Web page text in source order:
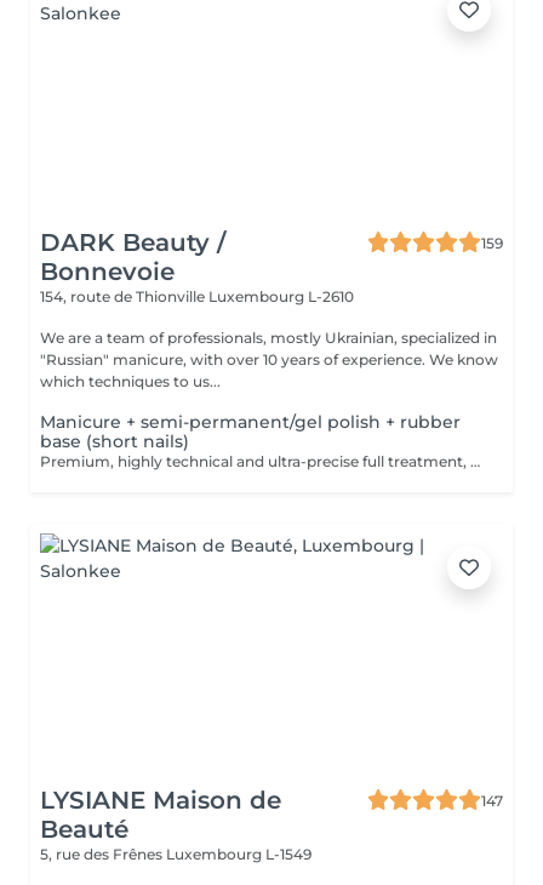
DARK Beauty /
Bonnevoie
159
154, route de Thionville Luxembourg L-2610
We are a team of professionals, mostly Ukrainian, specialized in
"Russian" manicure, with over 10 years of experience. We know
which techniques to us...
Manicure + semi-permanent/gel polish + rubber
base (short nails)
Premium, highly technical and ultra-precise full treatment, performed mainly with an e-file to achieve a perfectly clean nail contour and apply the polish as close as possible, even slightly under the cuticle. This technique helps visually delay the regrowth by around 10 days. Visual result: -Extremely well-groomed nails, clean contours, flawless shape -Instagram / photo studio effect: neat, precise, with no visible dry skin We also include a rubber base, recommended for short nails in good condition. A perfect solution for flawless and long-lasting nails: -The average durability is 4 weeks!! Service content -> 80€ : -Removal of old semi-permanent and/or gel (if needed, already include in this price/service) -Very meticulous preparation of the nail plate -Removal of dead skin -Shape and file nails -Gentle cuticle care -Rubber base -Application of semi-permanent nail polish -Application of cuticle oil and hand cream Optional : -Price per nail extension on up to 5 nails (if so please book "WITH simple design") +3€/nail -Price per nail for nail art on up to 5 nails (if so please book "WITH simple design") +3€/nail -Price for simple design (French, Chrome, Baby Boomer, Cat Eyes, Stickers, Foil) 6-10 nails -> +20€ -Price for complex design (3D, Hand drawings, Stamping, French with Chrome, Baby Boomer with Chrome, French with Cat Eyes) 6-10 nails -> +30€
LYSIANE Maison de
Beauté
147
5, rue des Frênes Luxembourg L-1549